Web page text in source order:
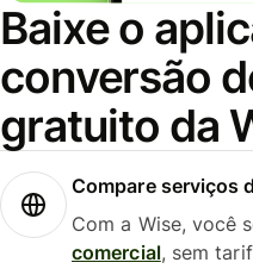
Baixe o
conversão
gratuito da
Compare serviços
Com a Wise, você
comercial, sem